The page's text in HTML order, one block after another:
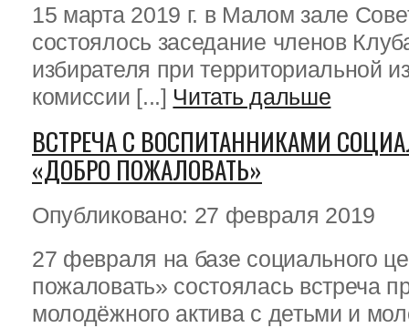
15 марта 2019 г. в Малом зале
состоялось заседание членов
избирателя при территориальной
комиссии [...] Читать дальше
ВСТРЕЧА С ВОСПИТАННИКАМИ
«ДОБРО ПОЖАЛОВАТЬ»
Опубликовано: 27 февраля 2019
27 февраля на базе социального
пожаловать» состоялась встреча
молодёжного актива с детьми и